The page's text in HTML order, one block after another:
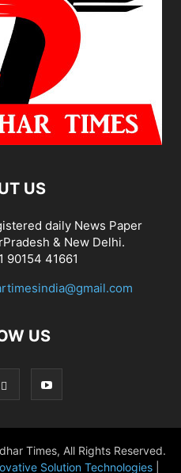
US
daily News Paper
& New Delhi.
90154 41661
US
Times, All Rights Reserved.
Solution Technologies